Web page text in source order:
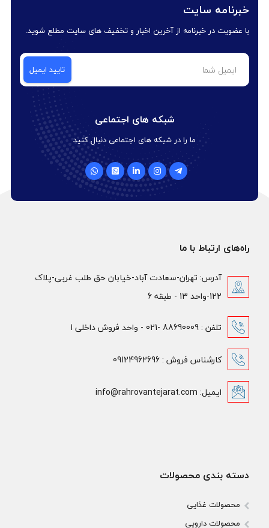
خبرنامه سایت
با عضویت در خبرنامه از آخرین اخبار و تخفیف های سایت مطلع شوید.
شبکه های اجتماعی
ما را در شبکه های اجتماعی دنبال کنید
راه‌های ارتباط با ما
آدرس: تهران-سعادت آباد-خیابان حق طلب غربی-پلاک
122-واحد 13 - طبقه 6
تلفن : 88690009 -021 - واحد فروش داخلی 1
کارشناس فروش : 09124962696
ایمیل: info@rahrovantejarat.com
دسته بندی محصولات
محصولات غذایی
محصولات دارویی